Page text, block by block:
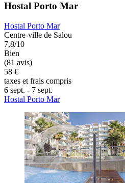
Hostal Porto Mar
Hostal Porto Mar
Centre-ville de Salou
7,8/10
Bien
(81 avis)
58 €
taxes et frais compris
6 sept. - 7 sept.
Hostal Porto Mar